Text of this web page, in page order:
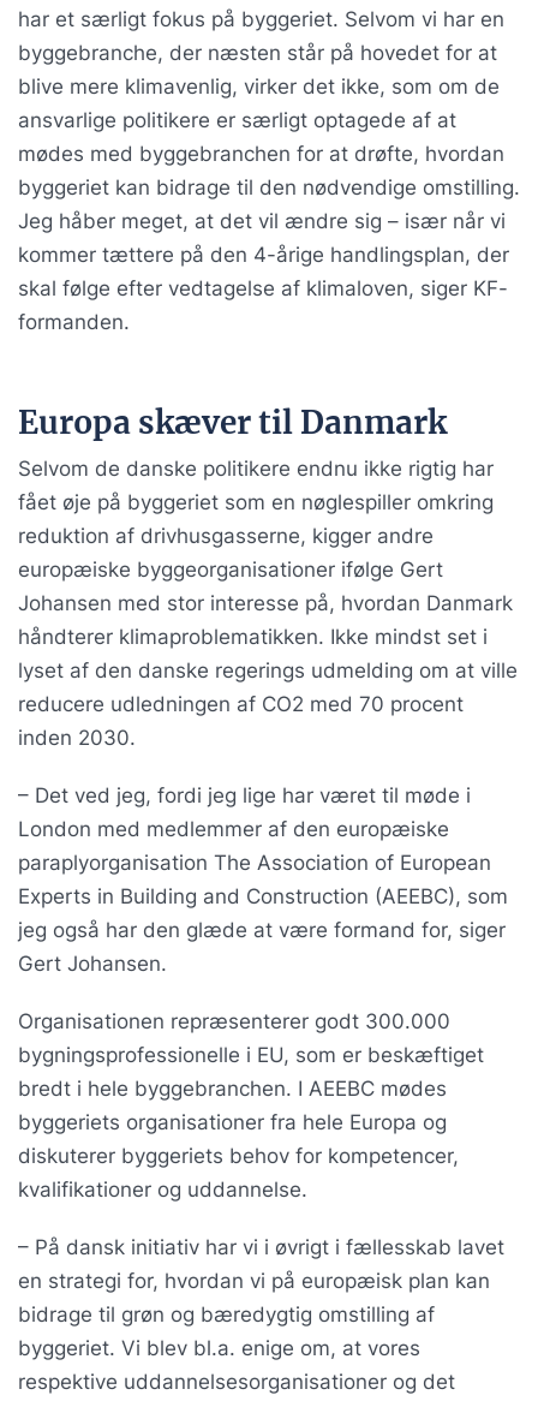
har et særligt fokus på byggeriet. Selvom vi har en
byggebranche, der næsten står på hovedet for at
blive mere klimavenlig, virker det ikke, som om de
ansvarlige politikere er særligt optagede af at
mødes med byggebranchen for at drøfte, hvordan
byggeriet kan bidrage til den nødvendige omstilling.
Jeg håber meget, at det vil ændre sig – især når vi
kommer tættere på den 4-årige handlingsplan, der
skal følge efter vedtagelse af klimaloven, siger KF-
formanden.
Europa skæver til Danmark
Selvom de danske politikere endnu ikke rigtig har
fået øje på byggeriet som en nøglespiller omkring
reduktion af drivhusgasserne, kigger andre
europæiske byggeorganisationer ifølge Gert
Johansen med stor interesse på, hvordan Danmark
håndterer klimaproblematikken. Ikke mindst set i
lyset af den danske regerings udmelding om at ville
reducere udledningen af CO2 med 70 procent
inden 2030.
– Det ved jeg, fordi jeg lige har været til møde i
London med medlemmer af den europæiske
paraplyorganisation The Association of European
Experts in Building and Construction (AEEBC), som
jeg også har den glæde at være formand for, siger
Gert Johansen.
Organisationen repræsenterer godt 300.000
bygningsprofessionelle i EU, som er beskæftiget
bredt i hele byggebranchen. I AEEBC mødes
byggeriets organisationer fra hele Europa og
diskuterer byggeriets behov for kompetencer,
kvalifikationer og uddannelse.
– På dansk initiativ har vi i øvrigt i fællesskab lavet
en strategi for, hvordan vi på europæisk plan kan
bidrage til grøn og bæredygtig omstilling af
byggeriet. Vi blev bl.a. enige om, at vores
respektive uddannelsesorganisationer og det